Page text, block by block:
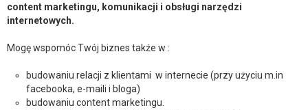
content marketingu, komunikacji i obsługi narzędzi
internetowych.
Mogę wspomóc Twój biznes także w :
budowaniu relacji z klientami w internecie (przy użyciu m.in
facebooka, e-maili i bloga)
budowaniu content marketingu.